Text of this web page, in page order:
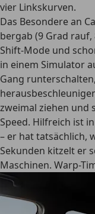
vier Linkskurven.
Das Besondere an
bergab (9 Grad
Shift-Mode und
in einem Simulator
Gang
zweimal ziehen und
Speed. Hilfreich ist
– er hat tatsächlich,
Sekunden kitzelt er
Maschinen. Warp-